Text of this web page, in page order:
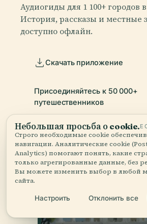
Аудиогиды для 1 100+ городов
История, рассказы и местные
доступно офлайн.
Скачать приложение
Присоединяйтесь к 50 000+
путешественников
Небольшая просьба о cookie.
Строго необходимые cookie
навигации. Аналитические cookie
Analytics) помогают понять, какие
только агрегированные данные, без
Вы можете изменить выбор в любой
сайта.
Настроить Отклонить все